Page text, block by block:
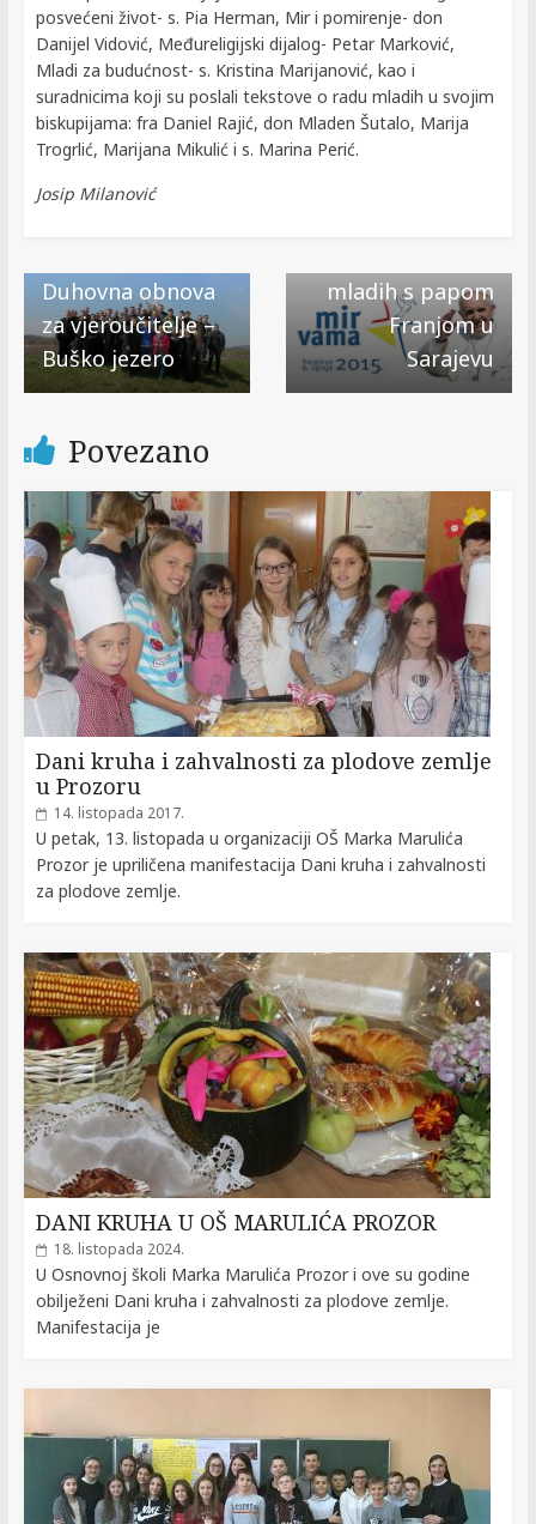
posvećeni život- s. Pia Herman, Mir i pomirenje- don
Danijel Vidović, Međureligijski dijalog- Petar Marković,
Mladi za budućnost- s. Kristina Marijanović, kao i
suradnicima koji su poslali tekstove o radu mladih u svojim
biskupijama: fra Daniel Rajić, don Mladen Šutalo, Marija
Trogrlić, Marijana Mikulić i s. Marina Perić.
Josip Milanović
Duhovna obnova
za vjeroučitelje –
Buško jezero
mladih s papom
Franjom u
Sarajevu
Povezano
Dani kruha i zahvalnosti za plodove zemlje
u Prozoru
14. listopada 2017.
U petak, 13. listopada u organizaciji OŠ Marka Marulića
Prozor je upriličena manifestacija Dani kruha i zahvalnosti
za plodove zemlje.
DANI KRUHA U OŠ MARULIĆA PROZOR
18. listopada 2024.
U Osnovnoj školi Marka Marulića Prozor i ove su godine
obilježeni Dani kruha i zahvalnosti za plodove zemlje.
Manifestacija je